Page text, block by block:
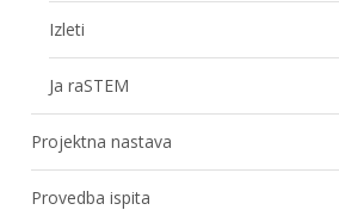
Izleti
Ja raSTEM
Projektna nastava
Provedba ispita